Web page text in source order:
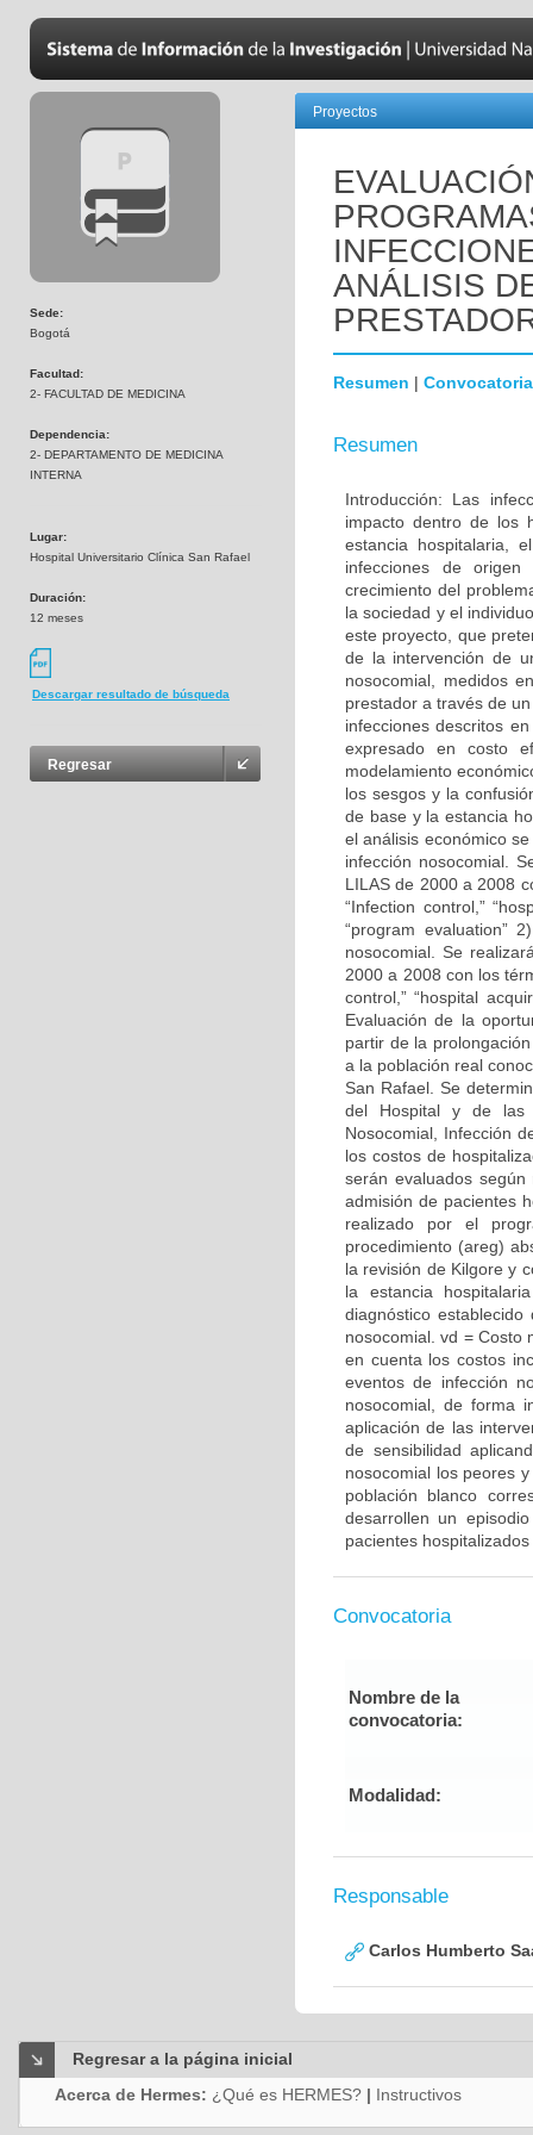
Sede:
Bogotá
Facultad:
2- FACULTAD DE MEDICINA
Dependencia:
2- DEPARTAMENTO DE MEDICINA
INTERNA
Lugar:
Hospital Universitario Clínica San Rafael
Duración:
12 meses
Descargar resultado de búsqueda
Regresar
Proyectos
ANÁLISIS
Resumen | Convocatoria
Resumen
Introducción: Las
impacto dentro de los
estancia hospitalaria,
infecciones de origen
crecimiento del
la sociedad y el
este proyecto, que
de la intervención de
nosocomial, medidos
prestador a través de
infecciones descritos
expresado en costo
modelamiento
los sesgos y la
de base y la estancia
el análisis económico
infección nosocomial.
LILAS de 2000 a 2008
“Infection control,”
“program evaluation”
nosocomial. Se
2000 a 2008 con los
control,” “hospital
Evaluación de la
partir de la
a la población real
San Rafael. Se
del Hospital y de las
Nosocomial, Infección
los costos de
serán evaluados
admisión de pacientes
realizado por el
procedimiento (areg)
la revisión de Kilgore y
la estancia
diagnóstico
nosocomial. vd = Costo
en cuenta los costos
eventos de infección
nosocomial, de forma
aplicación de las
de sensibilidad
nosocomial los peores
población blanco
desarrollen un
pacientes
Convocatoria
Nombre de la
convocatoria:
Modalidad:
Responsable
Carlos Humberto
Regresar a la página inicial
Acerca de Hermes: ¿Qué es HERMES? | Instructivos